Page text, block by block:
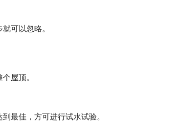
可以忽略。
屋顶。
最佳，方可进行试水试验。